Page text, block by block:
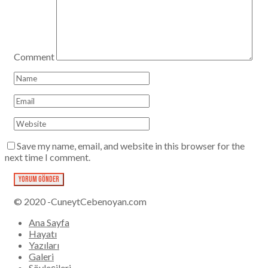
Comment
Save my name, email, and website in this browser for the
next time I comment.
© 2020 -CuneytCebenoyan.com
Ana Sayfa
Hayatı
Yazıları
Galeri